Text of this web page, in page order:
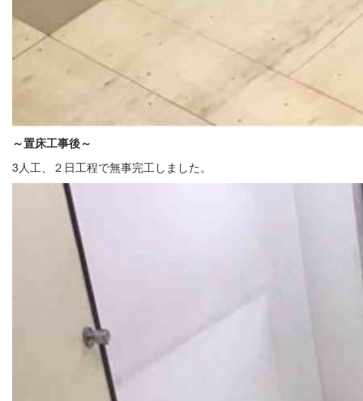
～置床工事後～
3人工、２日工程で無事完工しました。